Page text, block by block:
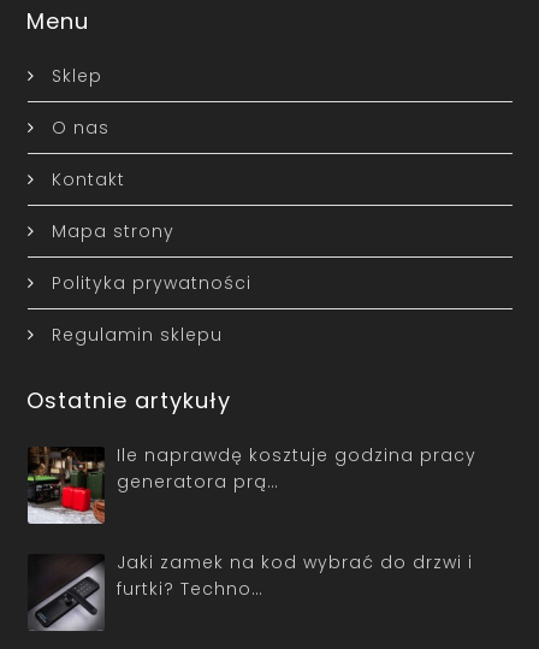
Menu
Sklep
O nas
Kontakt
Mapa strony
Polityka prywatności
Regulamin sklepu
Ostatnie artykuły
Ile naprawdę kosztuje godzina pracy
generatora prą…
Jaki zamek na kod wybrać do drzwi i
furtki? Techno…